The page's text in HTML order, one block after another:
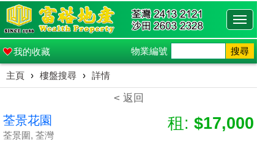
我的收藏 物業編號 搜尋
主頁 › 樓盤搜尋 › 詳情
< 返回
荃景花園
荃景圍, 荃灣
租: $17,000